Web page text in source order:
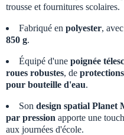
trousse et fournitures scolaires.
Fabriqué en polyester,
850 g.
Équipé d'une poignée
roues robustes, de
pour bouteille d'eau.
Son design spatial Planet
par pression apporte une
aux journées d'école.